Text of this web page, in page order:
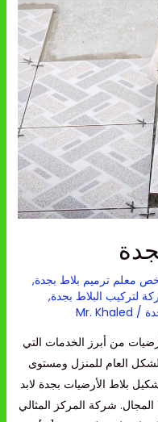
معلم ترميم بلاط بجدة,
لتركيب البلاط بجدة,
/
Mr. Khaled
من أبرز الخدمات التي
العام للمنزل ومستوى
بلاط الأرضيات بجدة لابد
شركة المركز المثالي